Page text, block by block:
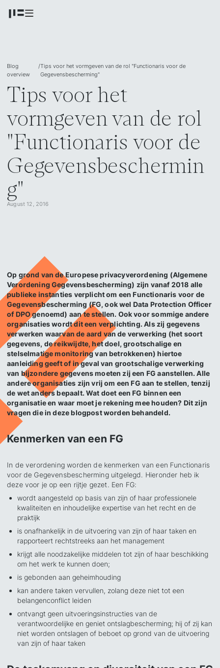
Tips voor het
vormgeven van de rol
"Functionaris voor de
Gegevensbeschermin
g"
August 12, 2016
Blog
overview
/Tips voor het vormgeven van de rol "Functionaris voor de
Gegevensbescherming"
Op grond van de Europese privacyverordening (Algemene
Verordening Gegevensbescherming) zijn vanaf 2018 alle
publieke instanties verplicht om een Functionaris voor de
Gegevensbescherming (FG, ook wel Data Protection Officer
of DPO genoemd) aan te stellen. Ook voor sommige andere
organisaties wordt dit een verplichting. Als zij gegevens
verwerken waarvan de aard van de verwerking (het soort
gegevens, de reikwijdte, het doel, grootschalige en
stelselmatige monitoring van betrokkenen) hiertoe
aanleiding geeft of in geval van grootschalige verwerking
van bijzondere gegevens moeten zij een FG aanstellen. Alle
andere organisaties zijn vrij om een FG aan te stellen, tenzij
de wet anders bepaalt.Wat doet een FG binnen een
organisatie en waar moet je rekening mee houden? Dit zijn
vragen die in deze blogpost worden behandeld.
Kenmerken van een FG
In de verordening wordende kenmerken van een Functionaris
voor de Gegevensbescherming uitgelegd. Hieronder heb ik
deze voor je op een rijtje gezet. Een FG:
wordt aangesteld op basis van zijn of haar professionele
kwaliteiten en inhoudelijke expertise van het recht en de
praktijk
is onafhankelijk in de uitvoering van zijn of haar taken en
rapporteert rechtstreeks aan het management
krijgt alle noodzakelijke middelen tot zijn of haar beschikking
om het werk te kunnen doen;
is gebonden aan geheimhouding
kan andere taken vervullen, zolang deze niet tot een
belangenconflict leiden
ontvangt geen uitvoeringsinstructies van de
verantwoordelijke en geniet ontslagbescherming; hij of zij kan
niet worden ontslagen of beboet op grond van de uitvoering
van zijn of haar taken